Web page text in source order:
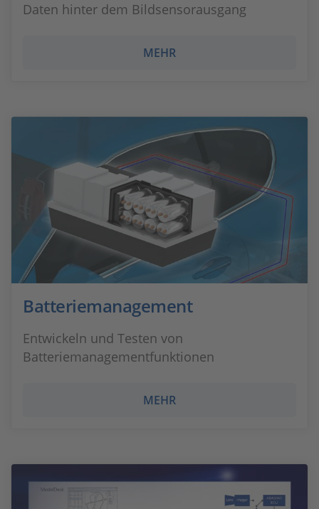
Daten hinter dem Bildsensorausgang
MEHR
Batteriemanagement
Entwickeln und Testen von
Batteriemanagementfunktionen
MEHR